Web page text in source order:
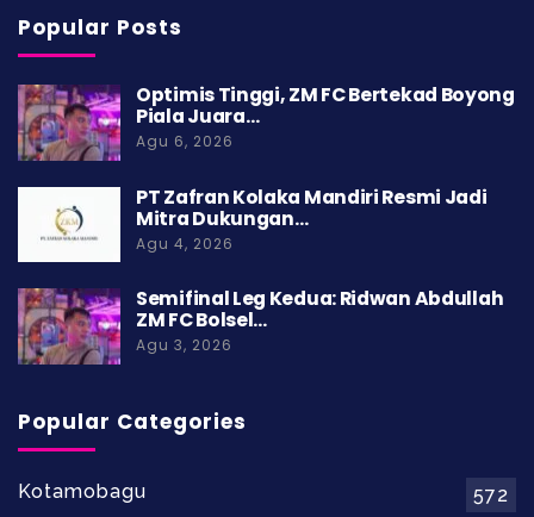
Popular Posts
Optimis Tinggi, ZM FC Bertekad Boyong
Piala Juara…
Agu 6, 2026
PT Zafran Kolaka Mandiri Resmi Jadi
Mitra Dukungan…
Agu 4, 2026
Semifinal Leg Kedua: Ridwan Abdullah
ZM FC Bolsel…
Agu 3, 2026
Popular Categories
Kotamobagu
572